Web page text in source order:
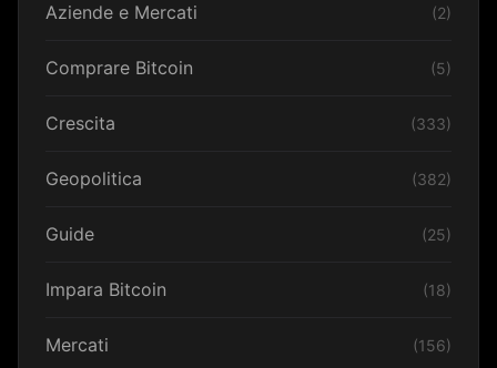
Aziende e Mercati (2)
Comprare Bitcoin (5)
Crescita (333)
Geopolitica (382)
Guide (25)
Impara Bitcoin (18)
Mercati (156)